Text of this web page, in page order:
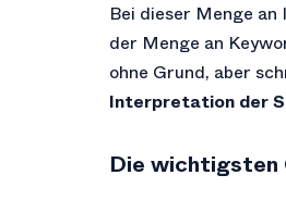
Bei dieser Menge
der Menge an
ohne Grund, aber
Interpretation der
Die wichtigsten